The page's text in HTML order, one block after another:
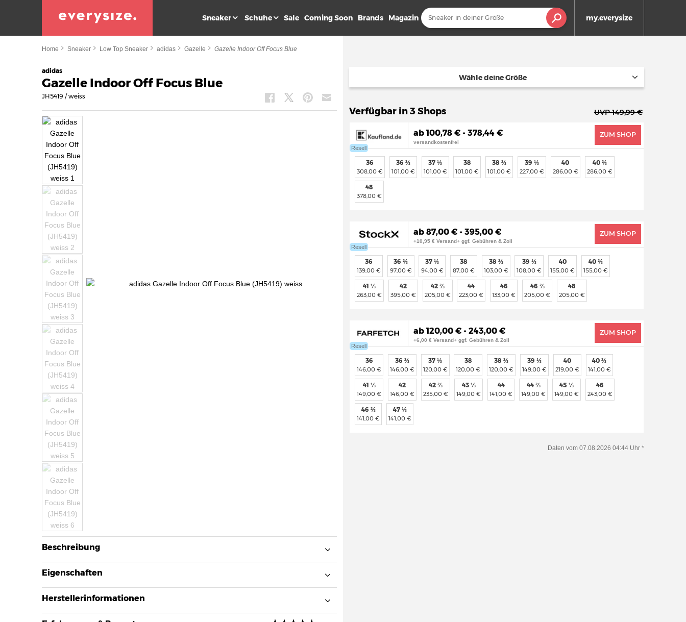
my.everysize
Sneaker Schuhe Sale Coming Soon Brands Magazin
Home Sneaker Low Top Sneaker adidas Gazelle Gazelle Indoor Off Focus Blue
adidas
Gazelle Indoor Off Focus Blue
JH5419 / weiss
Beschreibung
Eigenschaften
Herstellerinformationen
Wähle deine Größe
Verfügbar in 3 Shops UVP 149,99 €
Resell
ab 100,78 € - 378,44 €
versandkostenfrei
ZUM SHOP
36
308,00 €
36 ⅔
101,00 €
37 ⅓
101,00 €
38
101,00 €
38 ⅔
101,00 €
39 ⅓
227,00 €
40
286,00 €
40 ⅔
286,00 €
48
378,00 €
Resell
ab 87,00 € - 395,00 €
+10,95 € Versand+ ggf. Gebühren & Zoll
ZUM SHOP
36
139,00 €
36 ⅔
97,00 €
37 ⅓
94,00 €
38
87,00 €
38 ⅔
103,00 €
39 ⅓
108,00 €
40
155,00 €
40 ⅔
155,00 €
41 ⅓
263,00 €
42
395,00 €
42 ⅔
205,00 €
44
223,00 €
46
133,00 €
46 ⅔
205,00 €
48
205,00 €
Resell
ab 120,00 € - 243,00 €
+6,00 € Versand+ ggf. Gebühren & Zoll
ZUM SHOP
36
146,00 €
36 ⅔
146,00 €
37 ⅓
120,00 €
38
120,00 €
38 ⅔
120,00 €
39 ⅓
149,00 €
40
219,00 €
40 ⅔
141,00 €
41 ⅓
149,00 €
42
146,00 €
42 ⅔
235,00 €
43 ⅓
149,00 €
44
141,00 €
44 ⅔
149,00 €
45 ⅓
149,00 €
46
243,00 €
46 ⅔
141,00 €
47 ⅓
141,00 €
Daten vom 07.08.2026 04:44 Uhr *